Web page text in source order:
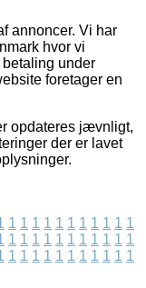
annoncer. Vi har
hvor vi
under
foretager en
opdateres jævnligt,
der er lavet
1 1 1 1 1 1 1 1 1 1 1
1 1 1 1 1 1 1 1 1 1 1
1 1 1 1 1 1 1 1 1 1 1